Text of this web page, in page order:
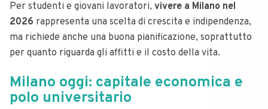
Per studenti e giovani lavoratori, vivere a Milano nel
2026 rappresenta una scelta di crescita e indipendenza,
ma richiede anche una buona pianificazione, soprattutto
per quanto riguarda gli affitti e il costo della vita.
Milano oggi: capitale economica e
polo universitario